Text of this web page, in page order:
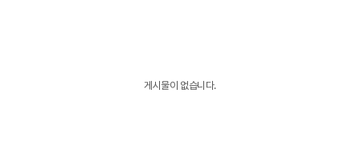
게시물이 없습니다.